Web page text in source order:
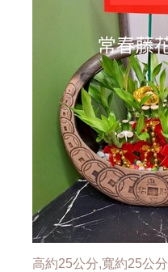
高約25公分,寬約25公分